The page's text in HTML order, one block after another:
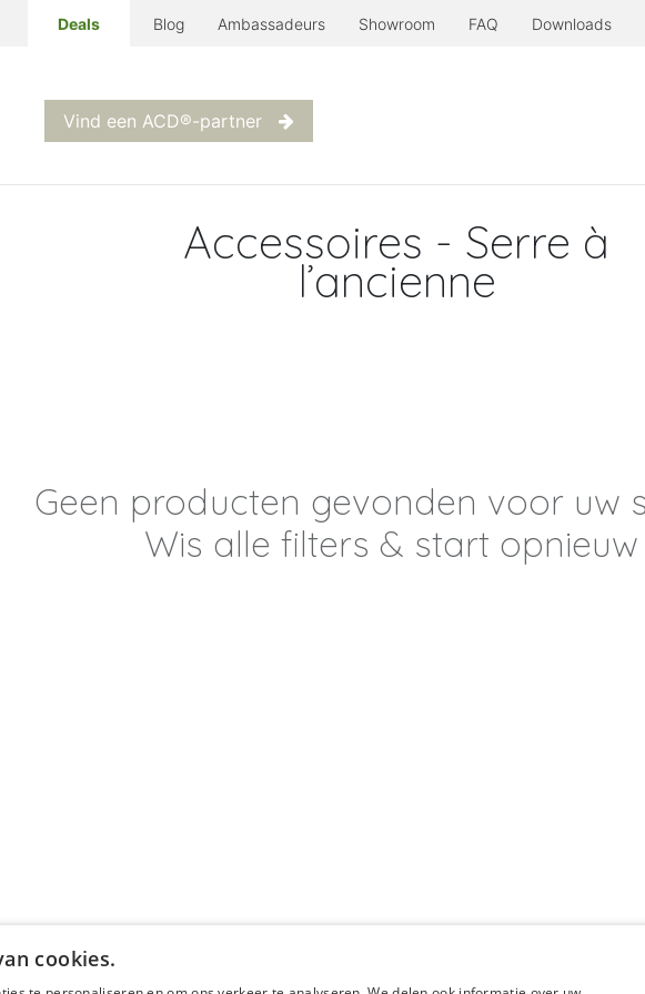
Deals Blog Ambassadeurs Showroom FAQ Downloads
Vind een ACD®-partner
Accessoires - Serre à
l’ancienne
Geen producten gevonden voor uw
Wis alle filters & start opnieuw
cookies.